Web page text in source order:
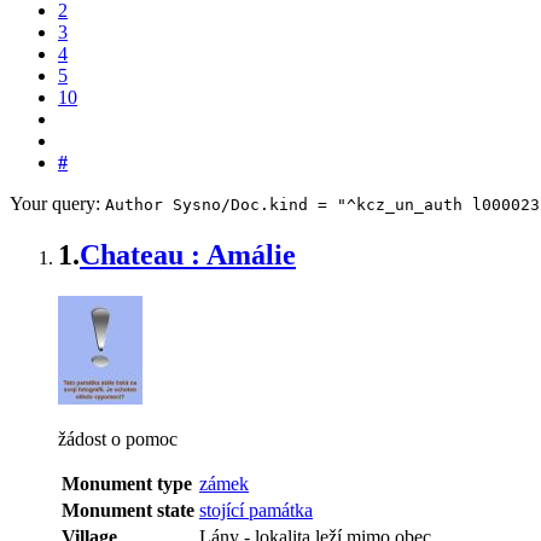
2
3
4
5
10
#
Your query: Author Sysno/Doc.kind = "^kcz_un_auth
1.Chateau : Amálie
žádost o pomoc
Monument type zámek
Monument state stojící památka
Village
Lány - lokalita leží mimo obec